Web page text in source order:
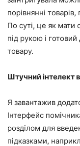
порівнянні товарів,
По суті, це як
під рукою і
товару.
Штучний інтелект
Я завантажив
Інтерфейс
розділом для
підказками,